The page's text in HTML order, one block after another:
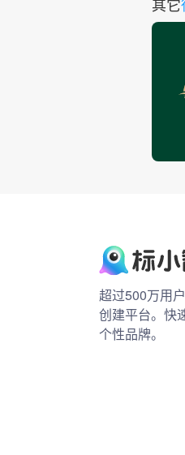
超过500万用
创建平台。快
个性品牌。